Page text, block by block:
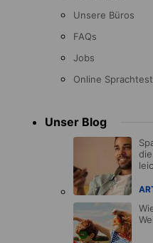
Unsere Büros
FAQs
Jobs
Online Sprachtest
Unser Blog